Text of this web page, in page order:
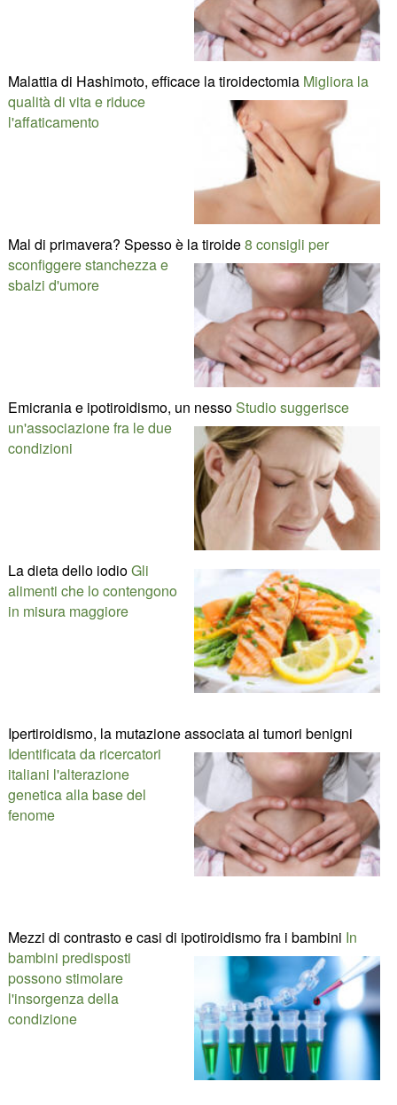
Malattia di Hashimoto, efficace la tiroidectomia Migliora la
qualità di vita e riduce
l'affaticamento
Mal di primavera? Spesso è la tiroide8 consigli per
sconfiggere stanchezza e
sbalzi d'umore
Emicrania e ipotiroidismo, un nessoStudio suggerisce
un'associazione fra le due
condizioni
La dieta dello iodioGli
alimenti che lo contengono
in misura maggiore
Ipertiroidismo, la mutazione associata ai tumori benigni
Identificata da ricercatori
italiani l'alterazione
genetica alla base del
fenome
Mezzi di contrasto e casi di ipotiroidismo fra i bambini In
bambini predisposti
possono stimolare
l'insorgenza della
condizione